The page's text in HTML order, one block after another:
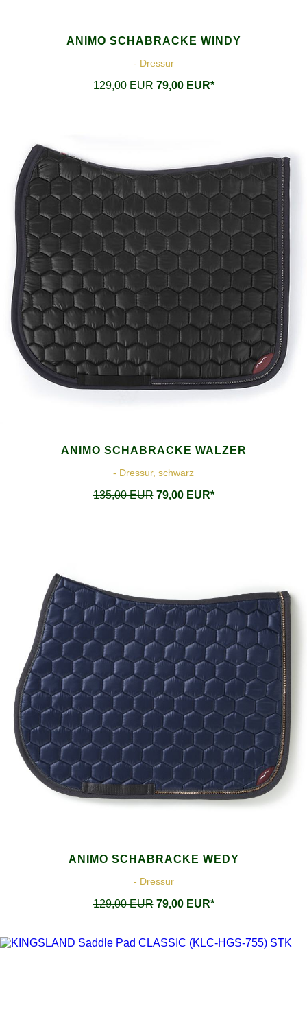
ANIMO SCHABRACKE WINDY
- Dressur
129,00 EUR 79,00 EUR*
ANIMO SCHABRACKE WALZER
- Dressur, schwarz
135,00 EUR 79,00 EUR*
ANIMO SCHABRACKE WEDY
- Dressur
129,00 EUR 79,00 EUR*